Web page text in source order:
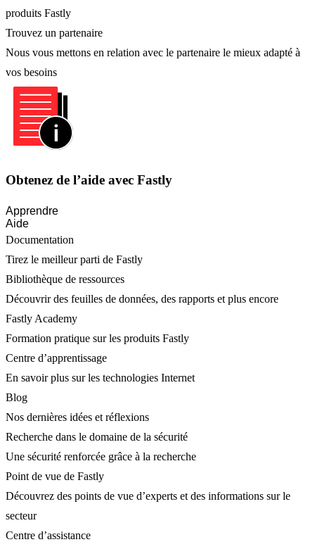
produits Fastly
Trouvez un partenaire
Nous vous mettons en relation avec le partenaire le mieux adapté à
vos besoins
Obtenez de l’aide avec Fastly
Apprendre
Aide
Documentation
Tirez le meilleur parti de Fastly
Bibliothèque de ressources
Découvrir des feuilles de données, des rapports et plus encore
Fastly Academy
Formation pratique sur les produits Fastly
Centre d’apprentissage
En savoir plus sur les technologies Internet
Blog
Nos dernières idées et réflexions
Recherche dans le domaine de la sécurité
Une sécurité renforcée grâce à la recherche
Point de vue de Fastly
Découvrez des points de vue d’experts et des informations sur le
secteur
Centre d’assistance